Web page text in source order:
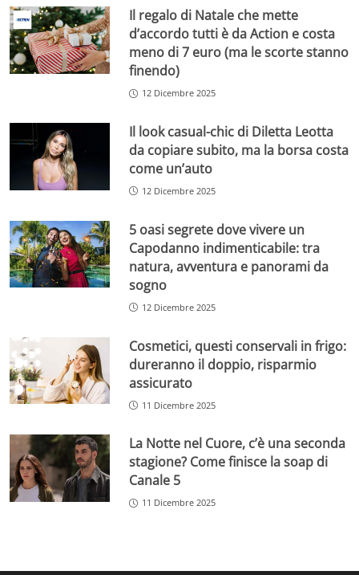
Il regalo di Natale che mette
d’accordo tutti è da Action e costa
meno di 7 euro (ma le scorte stanno
finendo)
12 Dicembre 2025
Il look casual-chic di Diletta Leotta
da copiare subito, ma la borsa costa
come un’auto
12 Dicembre 2025
5 oasi segrete dove vivere un
Capodanno indimenticabile: tra
natura, avventura e panorami da
sogno
12 Dicembre 2025
Cosmetici, questi conservali in frigo:
dureranno il doppio, risparmio
assicurato
11 Dicembre 2025
La Notte nel Cuore, c’è una seconda
stagione? Come finisce la soap di
Canale 5
11 Dicembre 2025